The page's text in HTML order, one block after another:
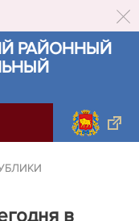
РАЙОННЫЙ
в